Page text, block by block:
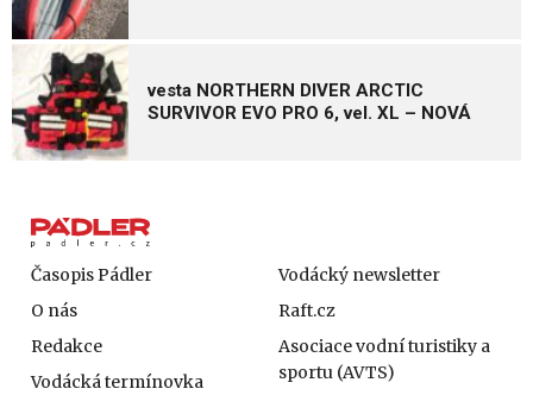
vesta NORTHERN DIVER ARCTIC
SURVIVOR EVO PRO 6, vel. XL – NOVÁ
Časopis Pádler
O nás
Redakce
Vodácká termínovka
Vodácký newsletter
Raft.cz
Asociace vodní turistiky a
sportu (AVTS)